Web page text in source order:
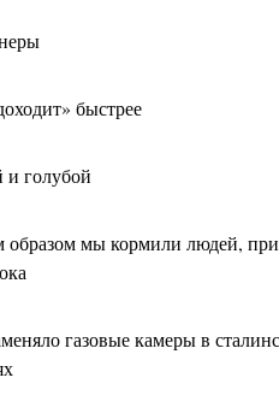
быстрее
и голубой
образом мы кормили людей,
газовые камеры в